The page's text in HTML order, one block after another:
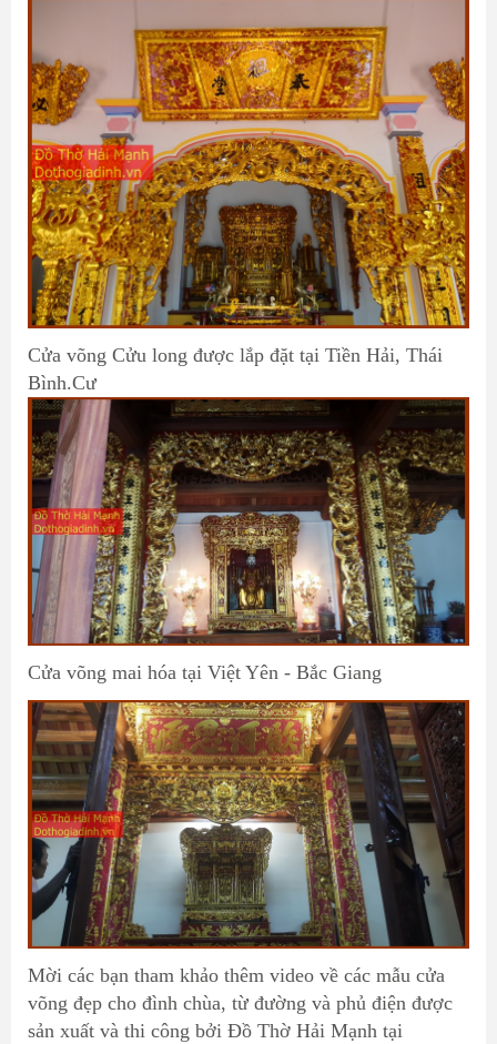
Cửa võng Cửu long được lắp đặt tại Tiền Hải, Thái
Bình.Cư
Cửa võng mai hóa tại Việt Yên - Bắc Giang
Mời các bạn tham khảo thêm video về các mẫu cửa
võng đẹp cho đình chùa, từ đường và phủ điện được
sản xuất và thi công bởi Đồ Thờ Hải Mạnh tại